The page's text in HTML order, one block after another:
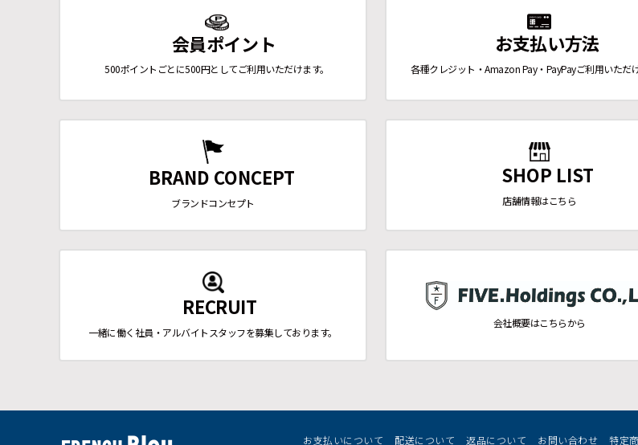
会員ポイント
500ポイントごとに500円としてご利用いただけます。
お支払い方法
各種クレジット・Amazon Pay・PayPayご利用いただけ
BRAND CONCEPT
ブランドコンセプト
SHOP LIST
店舗情報はこちら
RECRUIT
一緒に働く社員・アルバイトスタッフを募集しております。
会社概要はこちらから
お支払いについて 配送について 返品について お問い合わせ 特定